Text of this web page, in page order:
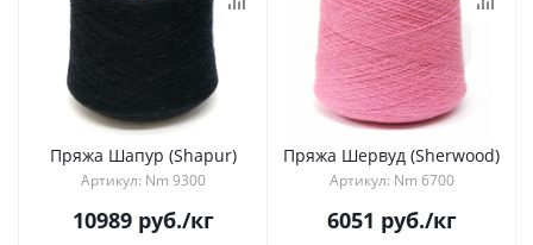
Пряжа Шапур (Shapur)
Артикул: Nm 9300
10989руб./кг
Пряжа Шервуд (Sherwood)
Артикул: Nm 6700
6051 руб./кг